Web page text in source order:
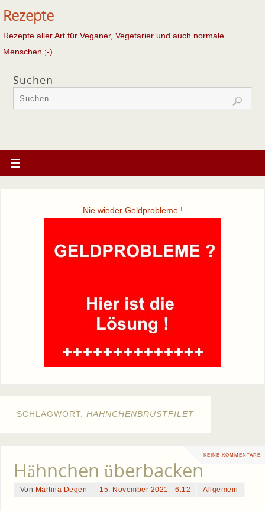
Rezepte
Rezepte aller Art für Veganer, Vegetarier und auch normale
Menschen ;-)
Suchen
Nie wieder Geldprobleme !
SCHLAGWORT: HÄHNCHENBRUSTFILET
KEINE KOMMENTARE
Hähnchen überbacken
Von Martina Degen 15. November 2021 - 6:12 Allgemein